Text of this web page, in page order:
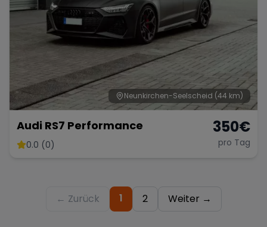
Neunkirchen-Seelscheid (44 km)
Audi RS7 Performance
0.0 (0)
350€
pro Tag
← Zurück 1 2 Weiter →